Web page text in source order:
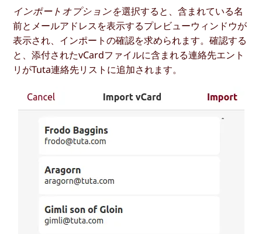
インポートオプションを選択すると、含まれている名
前とメールアドレスを表示するプレビューウィンドウが
表示され、インポートの確認を求められます。確認する
と、添付されたvCardファイルに含まれる連絡先エント
リがTuta連絡先リストに追加されます。